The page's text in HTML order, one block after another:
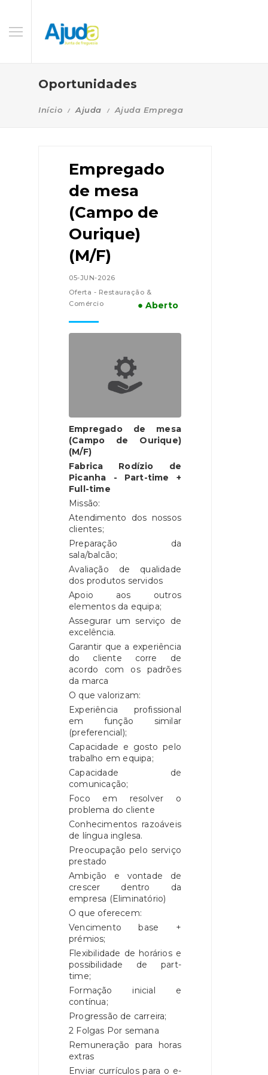
Oportunidades
Início Ajuda Ajuda Emprega
Empregado
de mesa
(Campo de
Ourique)
(M/F)
05-JUN-2026
Oferta - Restauração &
Comércio
● Aberto
Empregado de mesa
(Campo de Ourique)
(M/F)
Fabrica Rodízio de
Picanha - Part-time +
Full-time
Missão:
Atendimento dos nossos
clientes;
Preparação da
sala/balcão;
Avaliação de qualidade
dos produtos servidos
Apoio aos outros
elementos da equipa;
Assegurar um serviço de
excelência.
Garantir que a experiência
do cliente corre de
acordo com os padrões
da marca
O que valorizam:
Experiência profissional
em função similar
(preferencial);
Capacidade e gosto pelo
trabalho em equipa;
Capacidade de
comunicação;
Foco em resolver o
problema do cliente
Conhecimentos razoáveis
de língua inglesa.
Preocupação pelo serviço
prestado
Ambição e vontade de
crescer dentro da
empresa (Eliminatório)
O que oferecem:
Vencimento base +
prémios;
Flexibilidade de horários e
possibilidade de part-
time;
Formação inicial e
contínua;
Progressão de carreira;
2 Folgas Por semana
Remuneração para horas
extras
Enviar currículos para o e-